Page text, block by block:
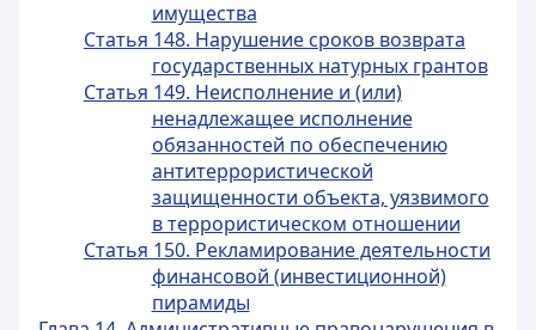
имущества
Статья 148. Нарушение сроков возврата
государственных натурных грантов
Статья 149. Неисполнение и (или)
ненадлежащее исполнение
обязанностей по обеспечению
антитеррористической
защищенности объекта, уязвимого
в террористическом отношении
Статья 150. Рекламирование деятельности
финансовой (инвестиционной)
пирамиды